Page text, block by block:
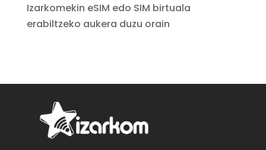
Izarkomekin eSIM edo SIM birtuala
erabiltzeko aukera duzu orain